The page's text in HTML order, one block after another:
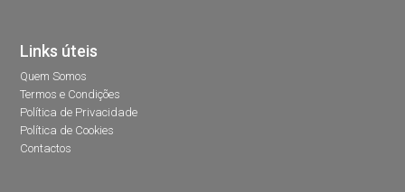
Links úteis
Quem Somos
Termos e Condições
Política de Privacidade
Política de Cookies
Contactos